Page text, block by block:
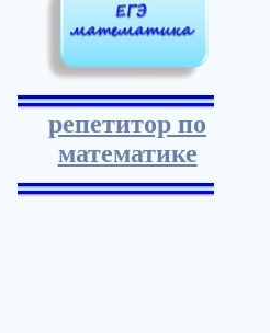
репетитор по
математике